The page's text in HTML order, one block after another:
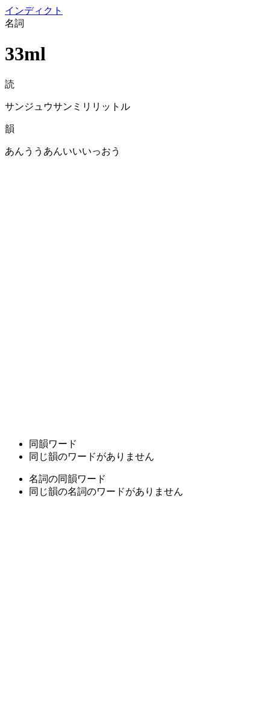
インディクト
名詞
33ml
読
サンジュウサンミリリットル
韻
あんううあんいいいっおう
同韻ワード
同じ韻のワードがありません
名詞の同韻ワード
同じ韻の名詞のワードがありません